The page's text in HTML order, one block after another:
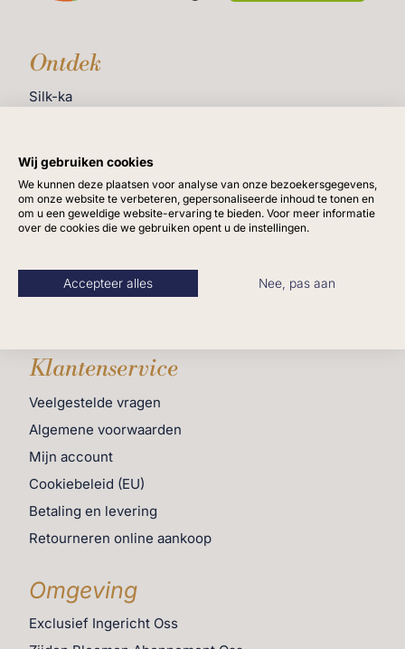
Ontdek
Silk-ka
Zakelijk
Particulier
Afstyling
Klantenservice
Veelgestelde vragen
Algemene voorwaarden
Mijn account
Cookiebeleid (EU)
Betaling en levering
Retourneren online aankoop
Omgeving
Exclusief Ingericht Oss
Wij gebruiken cookies
We kunnen deze plaatsen voor analyse van onze bezoekersgegevens,
om onze website te verbeteren, gepersonaliseerde inhoud te tonen en
om u een geweldige website-ervaring te bieden. Voor meer informatie
over de cookies die we gebruiken opent u de instellingen.
Accepteer alles Nee, pas aan